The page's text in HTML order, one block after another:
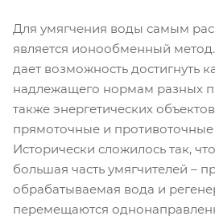
Для умягчения воды самым
является ионообменный
дает возможность достигнуть
надлежащего нормам разных
также энергетических
прямоточные и
Исторически сложилось так,
большая часть умягчителей –
обрабатываемая вода и
перемещаются